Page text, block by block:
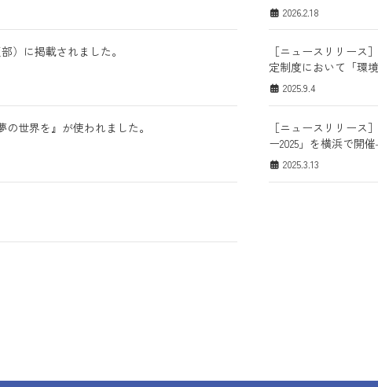
2026.2.18
）に掲載されました。
［ニュースリリース
定制度において「環
2025.9.4
世界を』が使われました。
［ニュースリリー
ー2025」を横浜で開
2025.3.13